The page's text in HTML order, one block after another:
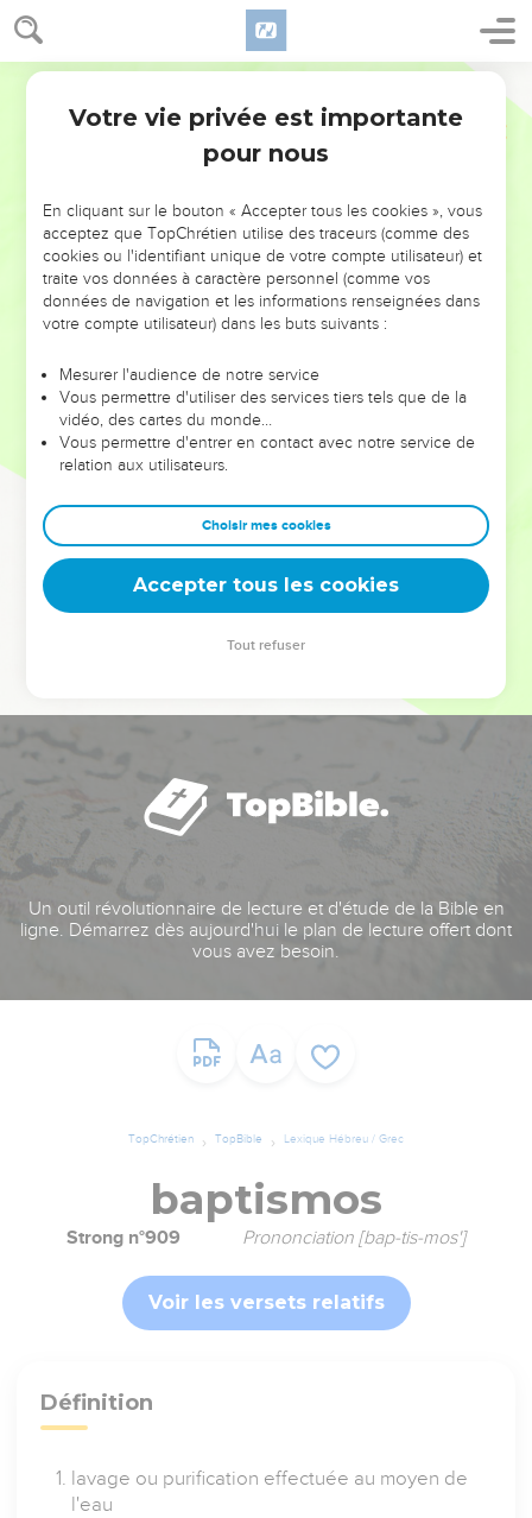
NE MANQUEZ PAS L’ÉVÉNEMENT
DE L’ANNÉE !
ET SI LEURS ERREURS POUVAIENT VOUS ÉVITER LES
VOTRES ?
leur foi ou leur vision. Mais on voit moins les doutes, les erreurs
et les saisons difficiles qu'ils ont traversés, alors même que ce
sont elles qui les ont façonnés.
Dans cette conférence, leaders, entrepreneurs, et responsables
clés pour avancer avec plus de sagesse afin que leurs erreurs
deviennent vos tremplins. Que vous guidiez un ministère, une
équipe, un groupe ou une famille, leur expérience est faite
Un outil révolutionnaire de lecture et d'étude de la Bible en
ligne. Démarrez dès aujourd'hui le plan de lecture offert dont
vous avez besoin.
TopChrétien TopBible Lexique Hébreu / Grec
baptismos
Strong n°909 Prononciation [bap-tis-mos']
Voir les versets relatifs
Définition
lavage ou purification effectuée au moyen de
l'eau
Votre vie privée est importante
pour nous
En cliquant sur le bouton « Accepter tous les cookies », vous
acceptez que TopChrétien utilise des traceurs (comme des
cookies ou l'identifiant unique de votre compte utilisateur) et
traite vos données à caractère personnel (comme vos
données de navigation et les informations renseignées dans
votre compte utilisateur) dans les buts suivants :
Mesurer l'audience de notre service
Vous permettre d'utiliser des services tiers tels que de la
vidéo, des cartes du monde…
Vous permettre d'entrer en contact avec notre service de
relation aux utilisateurs.
Choisir mes cookies
Accepter tous les cookies
Tout refuser